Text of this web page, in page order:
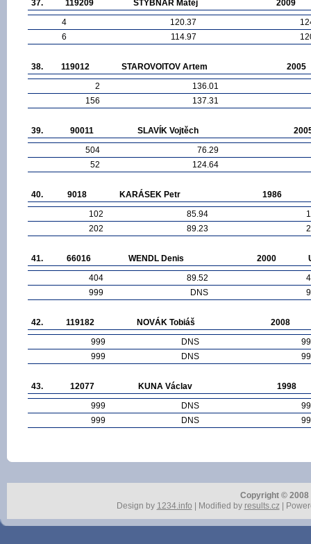
37. 119209 ŠTÝBNAR Matěj
2009
4
120.37
6
114.97
38. 119012 STAROVOITOV Artem
2005
2
136.01
156
137.31
39. 90011 SLAVÍK Vojtěch
504
76.29
52
124.64
40. 9018 KARÁSEK Petr
1986
102
85.94
202
89.23
41. 66016 WENDL Denis 2000
404
89.52
999
DNS
42. 119182 NOVÁK Tobiáš
2008
999
DNS
999
DNS
43. 12077 KUNA Václav
1998
999
DNS
999
DNS
Copyright ©
Design by 1234.info | Modified by results.cz|